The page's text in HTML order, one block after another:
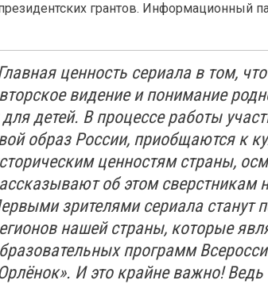
грантов. Информационный
ценность сериала в том,
видение и понимание
детей. В процессе работы
образ России, приобщаются к
ценностям страны,
об этом сверстникам
зрителями сериала станут
нашей страны, которые
программ
И это крайне важно!